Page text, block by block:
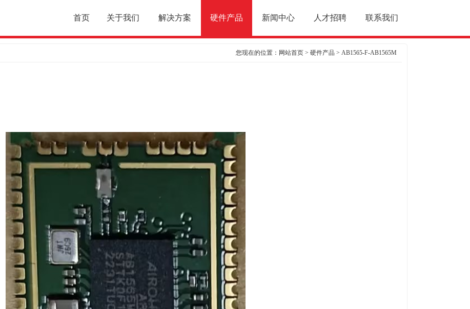
首页 关于我们 解决方案 硬件产品 新闻中心 人才招聘 联系我们
您现在的位置： 网站首页 > 硬件产品 > AB1565-F-AB1565M